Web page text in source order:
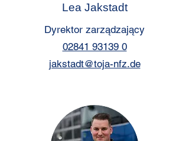
Lea Jakstadt
Dyrektor zarządzający
02841 93139 0
jakstadt@toja-nfz.de